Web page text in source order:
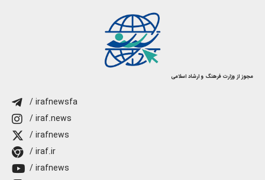
مجوز از وزارت فرهنگ و ارشاد اسلامی
/ irafnewsfa
/ iraf.news
/ irafnews
/ iraf.ir
/ irafnews